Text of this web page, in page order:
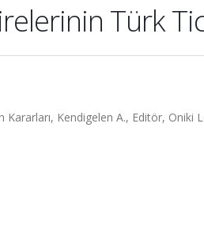
Türk
Kendigelen A., Editör, Oniki